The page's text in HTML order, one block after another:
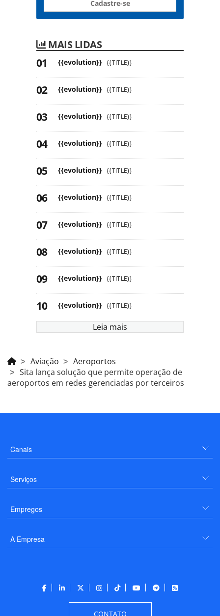
Cadastre-se
MAIS LIDAS
{{evolution}} {{TITLE}}
{{evolution}} {{TITLE}}
{{evolution}} {{TITLE}}
{{evolution}} {{TITLE}}
{{evolution}} {{TITLE}}
{{evolution}} {{TITLE}}
{{evolution}} {{TITLE}}
{{evolution}} {{TITLE}}
{{evolution}} {{TITLE}}
Leia mais
Aviação
Aeroportos
A Empresa